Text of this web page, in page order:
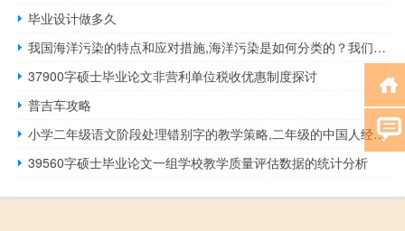
毕业设计做多久
我国海洋污染的特点和应对措施,海洋污染是如何分类的？我们应该如何保护海洋
37900字硕士毕业论文非营利单位税收优惠制度探讨
普吉车攻略
小学二年级语文阶段处理错别字的教学策略,二年级的中国人经常写错字。怎么了
39560字硕士毕业论文一组学校教学质量评估数据的统计分析